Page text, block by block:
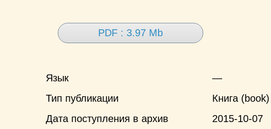
PDF : 3.97 Mb
Язык
—
Тип публикации
Книга (book)
Дата поступления в архив
2015-10-07